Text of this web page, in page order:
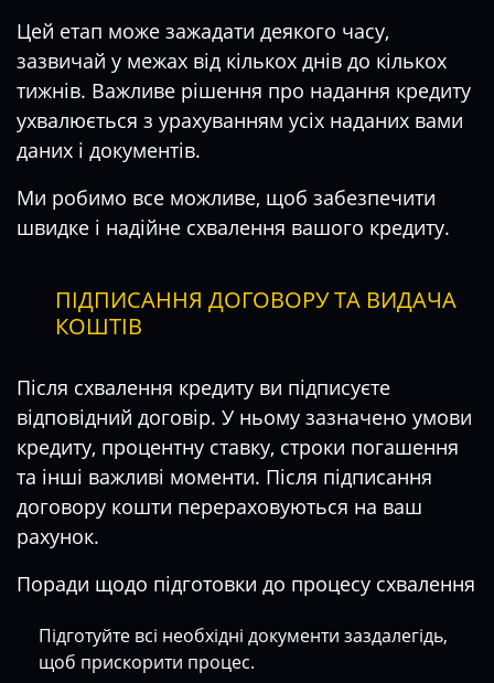
Цей етап може зажадати деякого часу,
зазвичай у межах від кількох днів до кількох
тижнів. Важливе рішення про надання кредиту
ухвалюється з урахуванням усіх наданих вами
даних і документів.
Ми робимо все можливе, щоб забезпечити
швидке і надійне схвалення вашого кредиту.
ПІДПИСАННЯ ДОГОВОРУ ТА ВИДАЧА
КОШТІВ
Після схвалення кредиту ви підписуєте
відповідний договір. У ньому зазначено умови
кредиту, процентну ставку, строки погашення
та інші важливі моменти. Після підписання
договору кошти перераховуються на ваш
рахунок.
Поради щодо підготовки до процесу схвалення
Підготуйте всі необхідні документи заздалегідь,
щоб прискорити процес.